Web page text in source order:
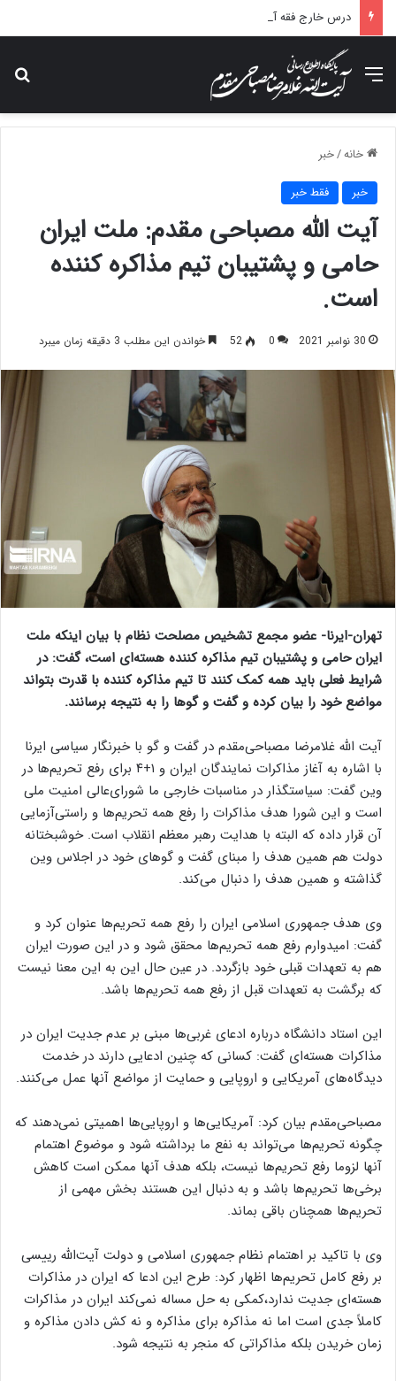
منو
خانه/خبر
خبر فقط خبر
آیت الله مصباحی مقدم: ملت ایران
حامی و پشتیبان تیم مذاکره کننده
است.
30 نوامبر 2021 0
52 خواندن این مطلب 3 دقیقه زمان میبرد
تهران-ایرنا- عضو مجمع تشخیص مصلحت نظام با بیان اینکه ملت
ایران حامی و پشتیبان تیم مذاکره کننده هسته‌ای است،‌ گفت: در
شرایط فعلی باید همه کمک کنند تا تیم مذاکره کننده با قدرت بتواند
مواضع خود را بیان کرده و گفت و گوها را به نتیجه برسانند.
آیت الله غلامرضا مصباحی‌مقدم در گفت و گو با خبرنگار سیاسی ایرنا
با اشاره به آغاز مذاکرات نمایندگان ایران و ۱+۴ برای رفع تحریم‌ها در
وین گفت: سیاستگذار در مناسبات خارجی ما شورای‌عالی امنیت ملی
است و این شورا هدف مذاکرات را رفع همه تحریم‌ها و راستی‌آزمایی
آن قرار داده که البته با هدایت رهبر معظم انقلاب است. خوشبختانه
دولت هم همین هدف را مبنای گفت و گوهای خود در اجلاس وین
گذاشته و همین هدف را دنبال می‌کند.
وی هدف جمهوری اسلامی ایران را رفع همه تحریم‌ها عنوان کرد و
گفت: امیدوارم رفع همه تحریم‌ها محقق شود و در این صورت ایران
هم به تعهدات قبلی خود بازگردد. در عین حال این به این معنا نیست
که برگشت به تعهدات قبل از رفع همه تحریم‌ها باشد.
این استاد دانشگاه درباره ادعای غربی‌ها مبنی بر عدم جدیت ایران در
مذاکرات هسته‌ای گفت: کسانی که چنین ادعایی دارند در خدمت
دیدگاه‌های آمریکایی و اروپایی و حمایت از مواضع آنها عمل می‌کنند.
مصباحی‌مقدم بیان کرد: آمریکایی‌ها و اروپایی‌ها اهمیتی نمی‌دهند که
چگونه تحریم‌ها می‌تواند به نفع ما برداشته شود و موضوع اهتمام
آنها لزوما رفع تحریم‌ها نیست، بلکه هدف آنها ممکن است کاهش
برخی‌ها تحریم‌ها باشد و به دنبال این هستند بخش مهمی از
تحریم‌ها همچنان باقی بماند.
وی با تاکید بر اهتمام نظام جمهوری اسلامی و دولت آیت‌الله رییسی
بر رفع کامل تحریم‌ها اظهار کرد: طرح این ادعا که ایران در مذاکرات
هسته‌ای جدیت ندارد،کمکی به حل مساله نمی‌کند ایران در مذاکرات
کاملاً جدی است اما نه مذاکره برای مذاکره و نه کش دادن مذاکره و
زمان خریدن بلکه مذاکراتی که منجر به نتیجه شود.